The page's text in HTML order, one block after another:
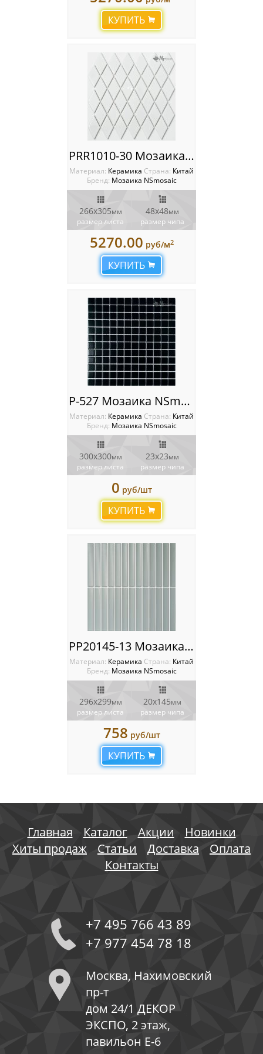
Мозаика Starmosaic
Мозаика Опера Декора
КУПИТЬ
PRR1010-30 Мозаика NSmosaic
Материал: Керамика Cтрана: Китай
Бренд: Мозаика NSmosaic
266x305мм
размер листа
48x48мм
размер чипа
5270.00 руб/м2
КУПИТЬ
P-527 Мозаика NSmosaic
Материал: Керамика Cтрана: Китай
Бренд: Мозаика NSmosaic
300x300мм
размер листа
23x23мм
размер чипа
0 руб/шт
КУПИТЬ
PP20145-13 Мозаика NSmosaic
Материал: Керамика Cтрана: Китай
Бренд: Мозаика NSmosaic
296x299мм
размер листа
20x145мм
размер чипа
758 руб/шт
КУПИТЬ
Главная Каталог Акции
Новинки
Хиты продаж
Статьи Доставка
Оплата
Контакты
+7 495 766 43 89
+7 977 454 78 18
Москва, Нахимовский
пр-т
дом 24/1 ДЕКОР
ЭКСПО, 2 этаж,
павильон Е-6